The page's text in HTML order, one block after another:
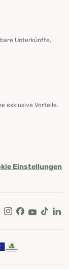
Unterkünfte,
exklusive Vorteile.
Einstellungen
Instagram
Facebook
Youtube
Tik Tok